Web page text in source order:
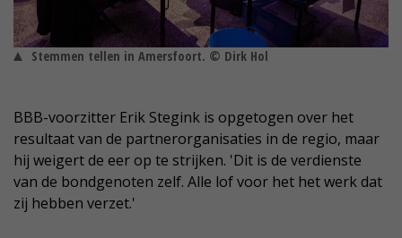
Stemmen tellen in Amersfoort. © Dirk Hol
BBB-voorzitter Erik Stegink is opgetogen over het
resultaat van de partnerorganisaties in de regio, maar
hij weigert de eer op te strijken. 'Dit is de verdienste
van de bondgenoten zelf. Alle lof voor het het werk dat
zij hebben verzet.'